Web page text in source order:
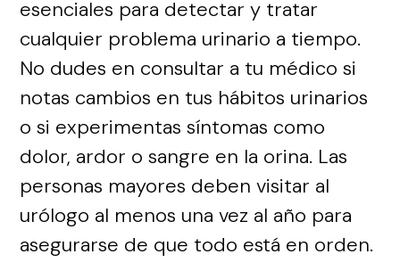
esenciales para detectar y tratar
cualquier problema urinario a tiempo.
No dudes en consultar a tu médico si
notas cambios en tus hábitos urinarios
o si experimentas síntomas como
dolor, ardor o sangre en la orina. Las
personas mayores deben visitar al
urólogo al menos una vez al año para
asegurarse de que todo está en orden.